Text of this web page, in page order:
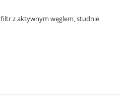
filtr z aktywnym węglem,studnie